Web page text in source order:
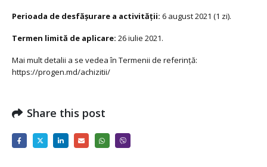
Perioada de desfăşurare a activităţii: 6 august 2021 (1 zi).
Termen limită de aplicare: 26 iulie 2021.
Mai mult detalii a se vedea în Termenii de referință:
https://progen.md/achizitii/
Share this post